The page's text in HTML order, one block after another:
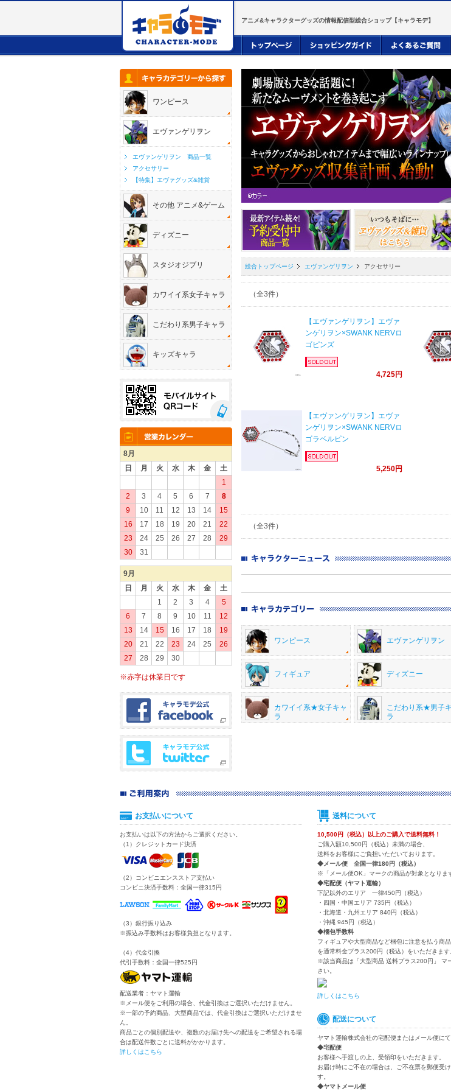
アニメ&キャラクターグッズの情報配信型総合ショップ【キャラモデ】
ワンピース
エヴァンゲリヲン
エヴァンゲリヲン 商品一覧
アクセサリー
【特集】エヴァグッズ&雑貨
その他 アニメ&ゲーム
ディズニー
スタジオジブリ
カワイイ系女子キャラ
こだわり系男子キャラ
キッズキャラ
8月
日
月 火 水 木 金
土
1
2
3 4 5 6 7
8
9
10 11 12 13 14
15
16
17 18 19 20 21
22
23
24 25 26 27 28
29
30
31
9月
日
月 火 水 木 金
土
1
2 3 4
5
6
7 8 9 10 11
12
13
14 15 16 17 18
19
20
21 22 23 24 25
26
27
28 29 30
※赤字は休業日です
総合トップページ エヴァンゲリヲン アクセサリー
（全3件）
【エヴァンゲリヲン】エヴァ
ンゲリヲン×SWANK NERVロ
ゴピンズ
4,725円
【エヴァンゲリヲン】エヴァ
ンゲリヲン×SWANK NERVロ
ゴラベルピン
5,250円
（全3件）
ワンピース エヴァンゲリヲン
フィギュア ディズニー
カワイイ系★女子キャ
ラ
こだわり系★男子
ラ
お支払いについて
お支払いは以下の方法からご選択ください。
（1）クレジットカード決済
（2）コンビニエンスストア支払い
コンビニ決済手数料：全国一律315円
（3）銀行振り込み
※振込み手数料はお客様負担となります。
（4）代金引換
代引手数料：全国一律525円
配送業者：ヤマト運輸
※メール便をご利用の場合、代金引換はご選択いただけません。
※一部の予約商品、大型商品では、代金引換はご選択いただけませ
ん。
商品ごとの個別配送や、複数のお届け先への配送をご希望される場
合は配送件数ごとに送料がかかります。
詳しくはこちら
送料について
10,500円（税込）以上のご購入で送料無料！
ご購入額10,500円（税込）未満の場合、
送料をお客様にご負担いただいております。
◆メール便 全国一律180円（税込）
※「メール便OK」マークの商品が対象となりま
◆宅配便（ヤマト運輸）
下記以外のエリア 一律450円（税込）
・四国・中国エリア 735円（税込）
・北海道・九州エリア 840円（税込）
・沖縄 945円（税込）
◆梱包手数料
フィギュアや大型商品など梱包に注意を払う商
を通常料金プラス200円（税込）をいただきます
※該当商品は「大型商品 送料プラス200円」 マ
さい。
詳しくはこちら
配送について
ヤマト運輸株式会社の宅配便またはメール便にて
◆宅配便
お客様へ手渡しの上、受領印をいただきます。
お届け時にご不在の場合は、ご不在票を郵便受
す。
◆ヤマトメール便